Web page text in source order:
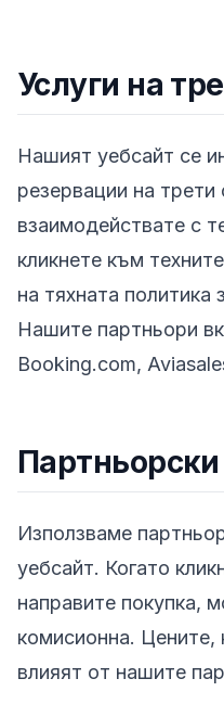
Услуги на
Нашият уебсайт се
резервации на трети
взаимодействате с
кликнете към
на тяхната политика
Нашите партньори
Booking.com,
Използваме
уебсайт. Когато
направите покупка,
комисионна. Цените,
влияят от нашите